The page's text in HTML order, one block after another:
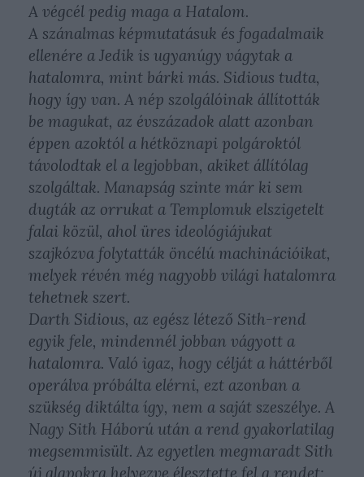
A végcél pedig maga a Hatalom.
A szánalmas képmutatásuk és fogadalmaik
ellenére a Jedik is ugyanúgy vágytak a
hatalomra, mint bárki más. Sidious tudta,
hogy így van. A nép szolgálóinak állították
be magukat, az évszázadok alatt azonban
éppen azoktól a hétköznapi polgároktól
távolodtak el a legjobban, akiket állítólag
szolgáltak. Manapság szinte már ki sem
dugták az orrukat a Templomuk elszigetelt
falai közül, ahol üres ideológiájukat
szajkózva folytatták öncélú machinációikat,
melyek révén még nagyobb világi hatalomra
tehetnek szert.
Darth Sidious, az egész létező Sith-rend
egyik fele, mindennél jobban vágyott a
hatalomra. Való igaz, hogy célját a háttérből
operálva próbálta elérni, ezt azonban a
szükség diktálta így, nem a saját szeszélye. A
Nagy Sith Háború után a rend gyakorlatilag
megsemmisült. Az egyetlen megmaradt Sith
új alapokra helyezve élesztette fel a rendet: